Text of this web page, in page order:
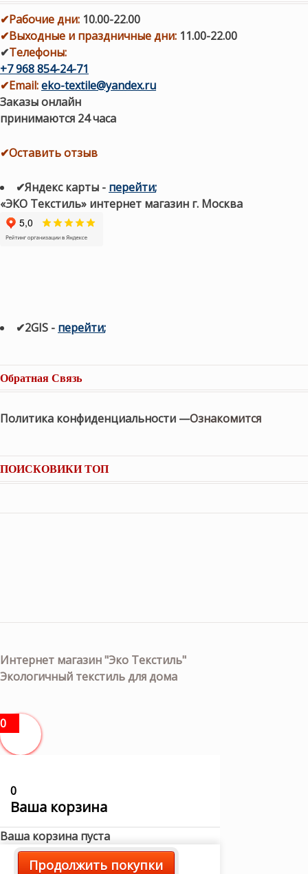
✔Рабочие дни: 10.00-22.00
✔Выходные и праздничные дни: 11.00-22.00
✔Телефоны:
+7 968 854-24-71
✔Email:eko-textile@yandex.ru
Заказы онлайн
принимаются 24 часа
✔Оставить отзыв
✔Яндекс карты - перейти;
«ЭКО Текстиль» интернет магазин г. Москва
✔2GIS - перейти;
Обратная Связь
Политика конфиденциальности —Ознакомится
ПОИСКОВИКИ ТОП
Интернет магазин "Эко Текстиль"
Экологичный текстиль для дома
0
0
Ваша корзина
Ваша корзина пуста
Продолжить покупки